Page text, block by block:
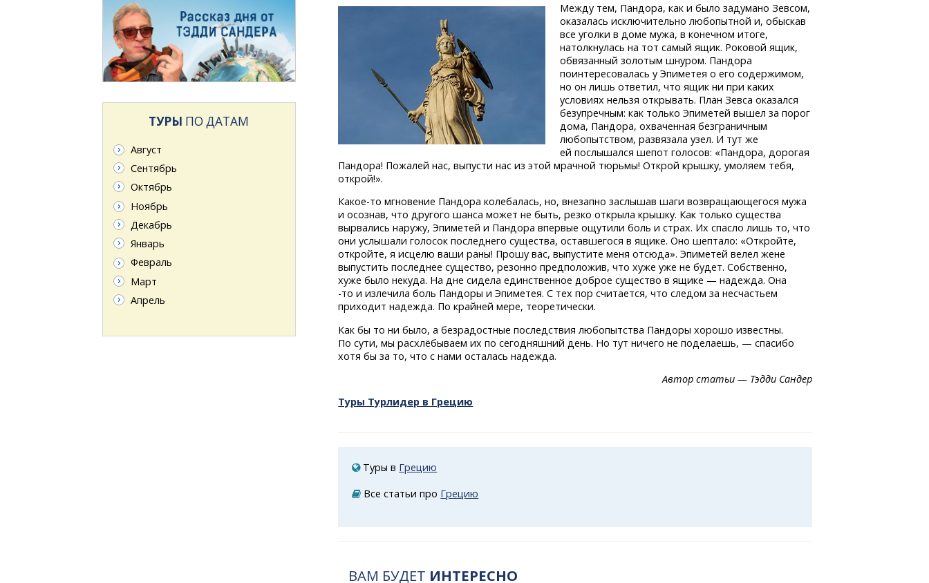
Между тем, Пандора, как и было задумано Зевсом,
оказалась исключительно любопытной и, обыскав
все уголки в доме мужа, в конечном итоге,
натолкнулась на тот самый ящик. Роковой ящик,
обвязанный золотым шнуром. Пандора
поинтересовалась у Эпиметея о его содержимом,
но он лишь ответил, что ящик ни при каких
условиях нельзя открывать. План Зевса оказался
безупречным: как только Эпиметей вышел за порог
дома, Пандора, охваченная безграничным
любопытством, развязала узел. И тут же
ей послышался шепот голосов: «Пандора, дорогая
Пандора! Пожалей нас, выпусти нас из этой мрачной тюрьмы! Открой крышку, умоляем тебя,
открой!».
Какое-то мгновение Пандора колебалась, но, внезапно заслышав шаги возвращающегося мужа
и осознав, что другого шанса может не быть, резко открыла крышку. Как только существа
вырвались наружу, Эпиметей и Пандора впервые ощутили боль и страх. Их спасло лишь то, что
они услышали голосок последнего существа, оставшегося в ящике. Оно шептало: «Откройте,
откройте, я исцелю ваши раны! Прошу вас, выпустите меня отсюда». Эпиметей велел жене
выпустить последнее существо, резонно предположив, что хуже уже не будет. Собственно,
хуже было некуда. На дне сидела единственное доброе существо в ящике — надежда. Она
-то и излечила боль Пандоры и Эпиметея. С тех пор считается, что следом за несчастьем
приходит надежда. По крайней мере, теоретически.
Как бы то ни было, а безрадостные последствия любопытства Пандоры хорошо известны.
По сути, мы расхлёбываем их по сегодняшний день. Но тут ничего не поделаешь, — спасибо
хотя бы за то, что с нами осталась надежда.
Автор статьи — Тэдди Сандер
Туры Турлидер в Грецию
Туры в Грецию
Все статьи про Грецию
ВАМ БУДЕТ ИНТЕРЕСНО
ТУРЫ ПО ДАТАМ
Август
Сентябрь
Октябрь
Ноябрь
Декабрь
Январь
Февраль
Март
Апрель